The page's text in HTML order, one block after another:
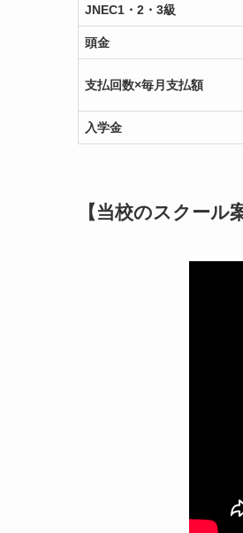
JNEC1・2・3級
頭金
支払回数×毎月支払額
入学金
【当校のスクール